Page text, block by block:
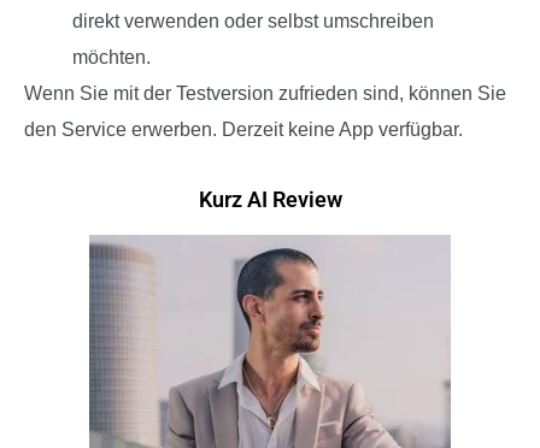
direkt verwenden oder selbst umschreiben
möchten.
Wenn Sie mit der Testversion zufrieden sind, können Sie
den Service erwerben. Derzeit keine App verfügbar.
Kurz AI Review